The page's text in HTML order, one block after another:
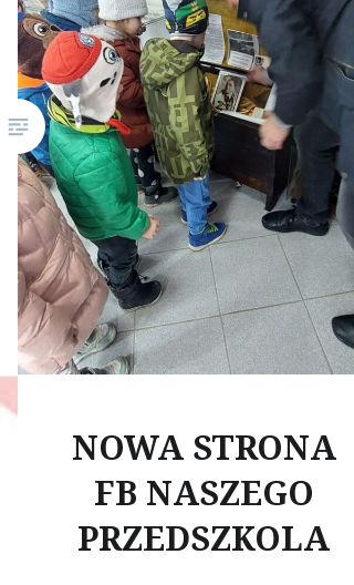
Planu Odbudowy – Reforma:
C2.1: Zwiększenie skali
zastosowań rozwiązań
cyfrowych w sferze publicznej,
gospodarce i społeczeństwie,
Inwestycja C2.1.3: E-
kompetencje….
NOWA STRONA
FB NASZEGO
PRZEDSZKOLA